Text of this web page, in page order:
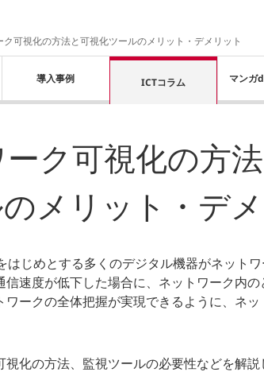
ク可視化の方法と可視化ツールのメリット・デメリット
導入事例 ICTコラム マンガ
ク可視化の方
メリット・デ
じめとする多くのデジタル機器がネット
速度が低下した場合に、ネットワーク内
ークの全体把握が実現できるように、ネ
化の方法、監視ツールの必要性などを解